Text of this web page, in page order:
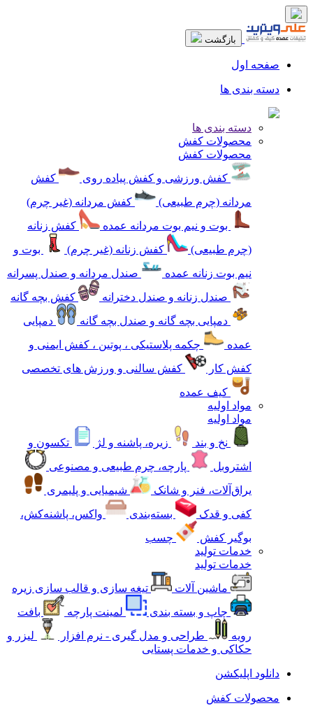
بازگشت
صفحه اول
دسته بندی ها
دسته بندی ها
محصولات کفش
محصولات کفش
کفش ورزشی و کفش پیاده روی
کفش
مردانه (چرم طبیعی)
کفش مردانه (غیر چرم)
بوت و نیم بوت مردانه عمده
کفش زنانه
(چرم طبیعی)
کفش زنانه (غیر چرم)
بوت و
نیم بوت زنانه عمده
صندل مردانه و صندل پسرانه
صندل زنانه و صندل دخترانه
کفش بچه گانه
دمپایی بچه گانه و صندل بچه گانه
دمپایی
عمده
چکمه پلاستیکی ، پوتین ، کفش ایمنی و
کفش کار
کفش سالنی و ورزش های تخصصی
کیف عمده
مواد اولیه
مواد اولیه
نخ و بند
زیره، پاشنه و لژ
تکسون و
اشتروبل
پارچه، چرم طبیعی و مصنوعی
یراق‌آلات، فنر و شانک
شیمیایی و پلیمری
کفی و قدک
بسته‌بندی
واکس، پاشنه‌کش،
بوگیر کفش
چسب
خدمات تولید
خدمات تولید
ماشین آلات
تیغه سازی و قالب سازی زیره
چاپ و بسته بندی
لمینت پارچه
بافت
رویه
طراحی و مدل گیری - نرم افزار
لیزر و
حکاکی و خدمات پستایی
دانلود اپلیکشن
محصولات کفش